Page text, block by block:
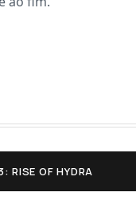
RISE OF HYDRA